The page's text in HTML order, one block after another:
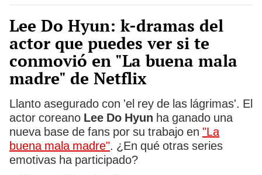
Lee Do Hyun: k-dramas del
actor que puedes ver si te
conmovió en "La buena mala
madre" de Netflix
Llanto asegurado con 'el rey de las lágrimas'. El
actor coreano Lee Do Hyun ha ganado una
nueva base de fans por su trabajo en "La
buena mala madre". ¿En qué otras series
emotivas ha participado?